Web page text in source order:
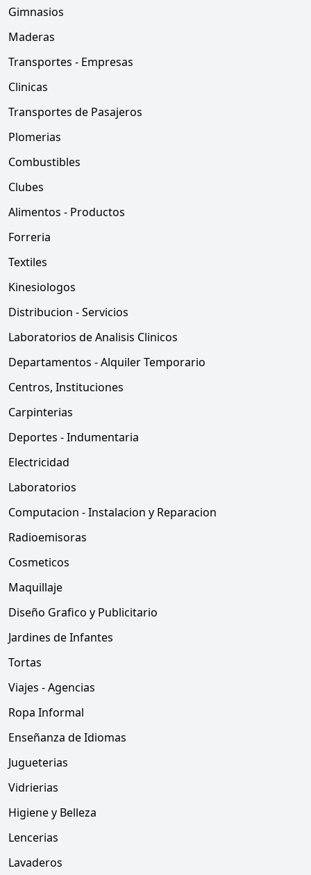
Gimnasios
Maderas
Transportes - Empresas
Clinicas
Transportes de Pasajeros
Plomerias
Combustibles
Clubes
Alimentos - Productos
Forreria
Textiles
Kinesiologos
Distribucion - Servicios
Laboratorios de Analisis Clinicos
Departamentos - Alquiler Temporario
Centros, Instituciones
Carpinterias
Deportes - Indumentaria
Electricidad
Laboratorios
Computacion - Instalacion y Reparacion
Radioemisoras
Cosmeticos
Maquillaje
Diseño Grafico y Publicitario
Jardines de Infantes
Tortas
Viajes - Agencias
Ropa Informal
Enseñanza de Idiomas
Jugueterias
Vidrierias
Higiene y Belleza
Lencerias
Lavaderos